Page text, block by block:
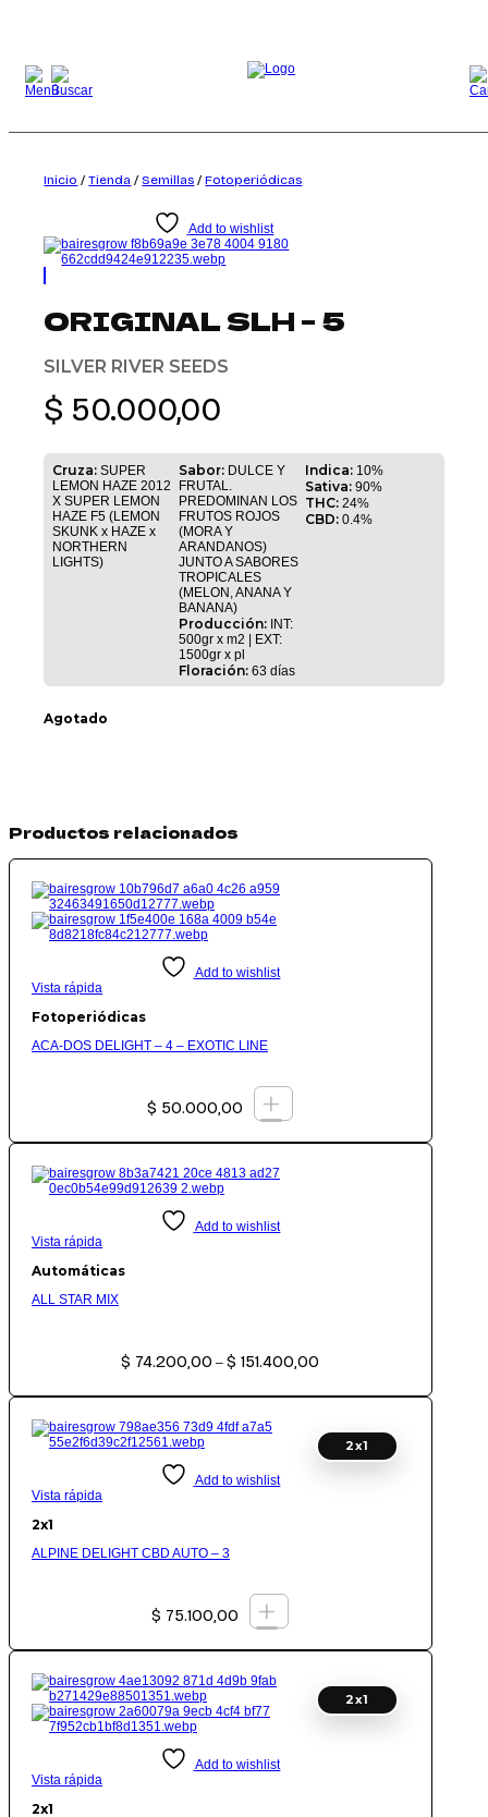
Inicio / Tienda / Semillas / Fotoperiódicas
Add to wishlist
ORIGINAL SLH – 5
SILVER RIVER SEEDS
$ 50.000,00
Cruza:SUPER
LEMON HAZE 2012
X SUPER LEMON
HAZE F5 (LEMON
SKUNK x HAZE x
NORTHERN
LIGHTS)
Sabor: DULCE Y
FRUTAL.
PREDOMINAN LOS
FRUTOS ROJOS
(MORA Y
ARANDANOS)
JUNTO A SABORES
TROPICALES
(MELON, ANANA Y
BANANA)
Producción: INT:
500gr x m2 | EXT:
1500gr x pl
Floración: 63 días
Indica: 10%
Sativa: 90%
THC: 24%
CBD: 0.4%
Agotado
Productos relacionados
Add to wishlist
Vista rápida
Fotoperiódicas
ACA-DOS DELIGHT – 4 – EXOTIC LINE
$ 50.000,00 +
Add to wishlist
Vista rápida
Automáticas
ALL STAR MIX
$ 74.200,00 – $ 151.400,00
$ 151.400,00
2x1
Add to wishlist
Vista rápida
2x1
ALPINE DELIGHT CBD AUTO – 3
$ 75.100,00 +
2x1
Add to wishlist
Vista rápida
2x1